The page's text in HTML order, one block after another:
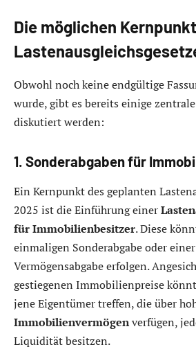
Die möglichen
Obwohl noch keine endgültige
wurde, gibt es bereits einige
diskutiert werden:
1. Sonderabgaben für
Ein Kernpunkt des geplanten
2025 ist die Einführung einer
für Immobilienbesitzer. Diese
einmaligen Sonderabgabe oder
Vermögensabgabe erfolgen.
gestiegenen Immobilienpreise
jene Eigentümer treffen, die über
Immobilienvermögenverfügen,
Liquidität besitzen.